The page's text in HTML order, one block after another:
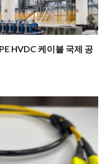
HVDC 케이블 국제 공